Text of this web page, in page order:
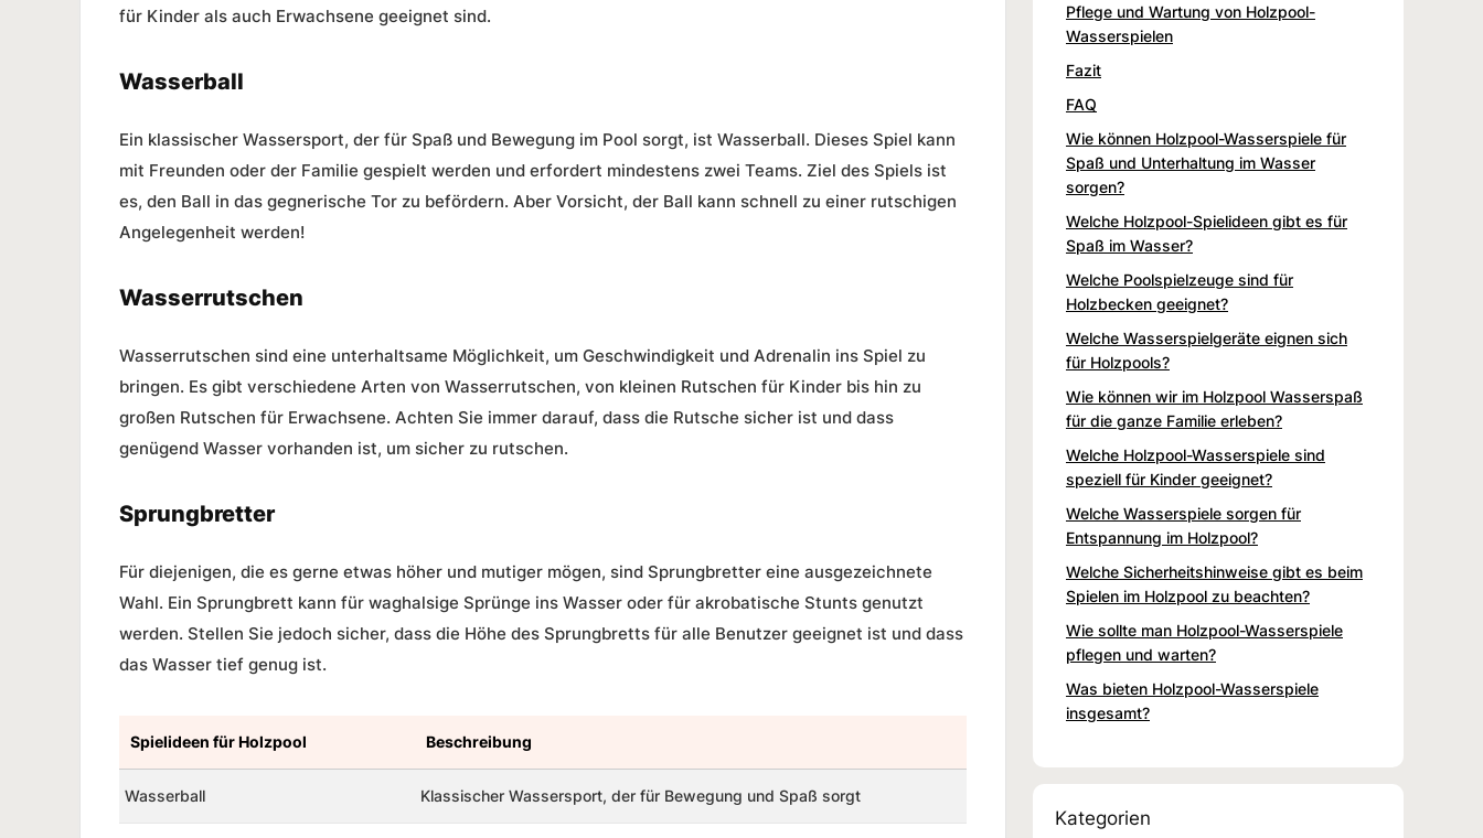
für Kinder als auch Erwachsene geeignet sind.
Wasserball
Ein klassischer Wassersport, der für Spaß und Bewegung im Pool sorgt, ist Wasserball. Dieses Spiel kann
mit Freunden oder der Familie gespielt werden und erfordert mindestens zwei Teams. Ziel des Spiels ist
es, den Ball in das gegnerische Tor zu befördern. Aber Vorsicht, der Ball kann schnell zu einer rutschigen
Angelegenheit werden!
Wasserrutschen
Wasserrutschen sind eine unterhaltsame Möglichkeit, um Geschwindigkeit und Adrenalin ins Spiel zu
bringen. Es gibt verschiedene Arten von Wasserrutschen, von kleinen Rutschen für Kinder bis hin zu
großen Rutschen für Erwachsene. Achten Sie immer darauf, dass die Rutsche sicher ist und dass
genügend Wasser vorhanden ist, um sicher zu rutschen.
Sprungbretter
Für diejenigen, die es gerne etwas höher und mutiger mögen, sind Sprungbretter eine ausgezeichnete
Wahl. Ein Sprungbrett kann für waghalsige Sprünge ins Wasser oder für akrobatische Stunts genutzt
werden. Stellen Sie jedoch sicher, dass die Höhe des Sprungbretts für alle Benutzer geeignet ist und dass
das Wasser tief genug ist.
Spielideen für Holzpool Beschreibung
Wasserball Klassischer Wassersport, der für Bewegung und Spaß sorgt
Pflege und Wartung von Holzpool-
Wasserspielen
Fazit
FAQ
Wie können Holzpool-Wasserspiele für
Spaß und Unterhaltung im Wasser
sorgen?
Welche Holzpool-Spielideen gibt es für
Spaß im Wasser?
Welche Poolspielzeuge sind für
Holzbecken geeignet?
Welche Wasserspielgeräte eignen sich
für Holzpools?
Wie können wir im Holzpool Wasserspaß
für die ganze Familie erleben?
Welche Holzpool-Wasserspiele sind
speziell für Kinder geeignet?
Welche Wasserspiele sorgen für
Entspannung im Holzpool?
Welche Sicherheitshinweise gibt es beim
Spielen im Holzpool zu beachten?
Wie sollte man Holzpool-Wasserspiele
pflegen und warten?
Was bieten Holzpool-Wasserspiele
insgesamt?
Kategorien